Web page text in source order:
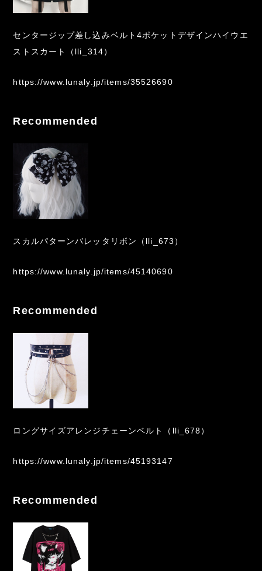
センタージップ差し込みベルト4ポケットデザインハイウエ
ストスカート（lli_314）
https://www.lunaly.jp/items/35526690
Recommended
スカルパターンバレッタリボン（lli_673）
https://www.lunaly.jp/items/45140690
Recommended
ロングサイズアレンジチェーンベルト（lli_678）
https://www.lunaly.jp/items/45193147
Recommended